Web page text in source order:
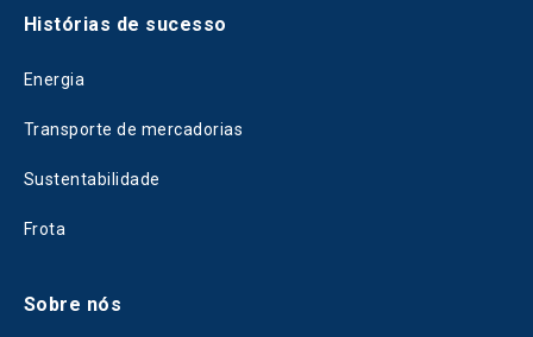
Histórias de sucesso
Energia
Transporte de mercadorias
Sustentabilidade
Frota
Sobre nós